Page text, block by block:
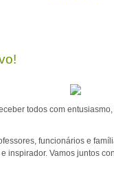
todos com
funcionários e
inspirador. Vamos juntos